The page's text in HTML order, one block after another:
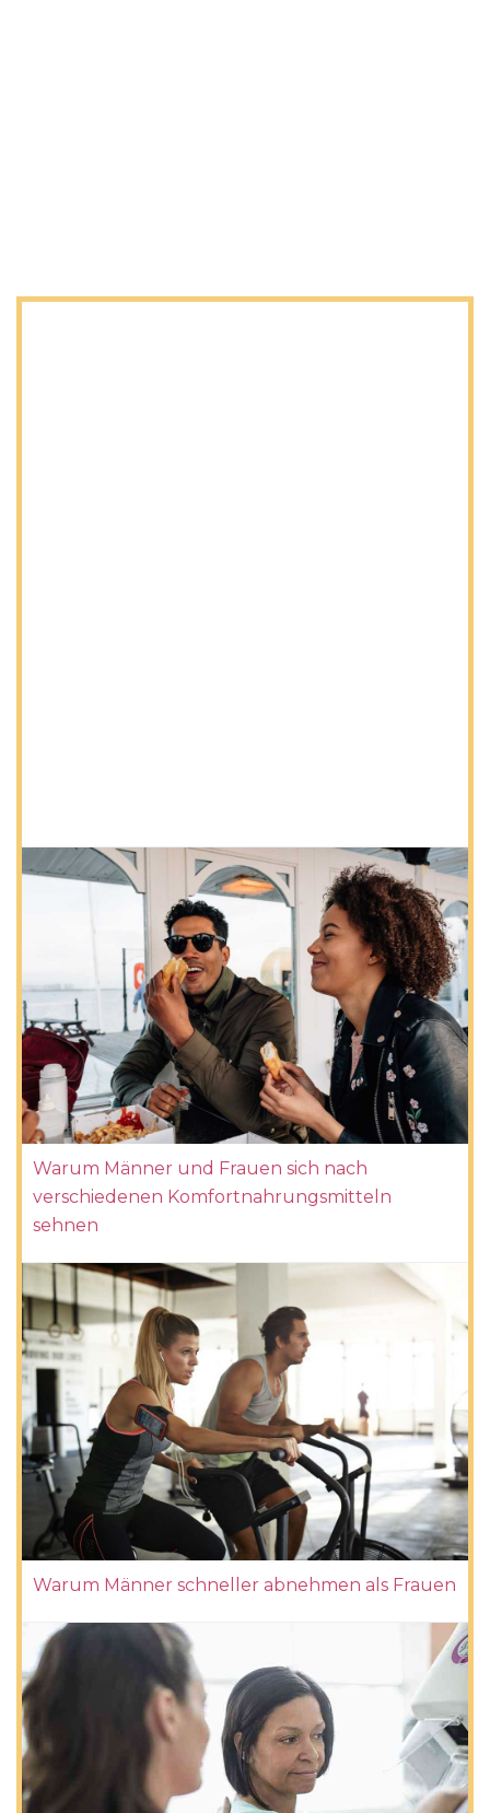
Warum Männer und Frauen sich nach
verschiedenen Komfortnahrungsmitteln
sehnen
Warum Männer schneller abnehmen als Frauen